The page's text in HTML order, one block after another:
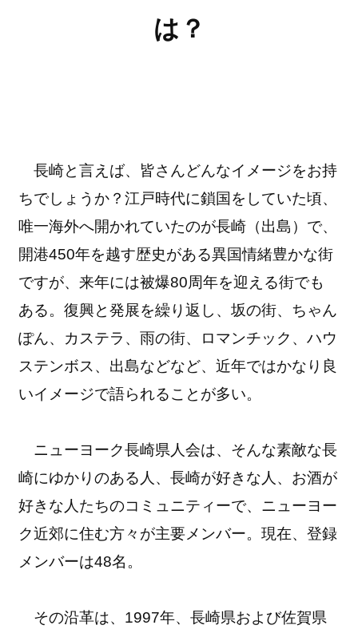
は？
長崎と言えば、皆さんどんなイメージをお持
ちでしょうか？江戸時代に鎖国をしていた頃、
唯一海外へ開かれていたのが長崎（出島）で、
開港450年を越す歴史がある異国情緒豊かな街
ですが、来年には被爆80周年を迎える街でも
ある。復興と発展を繰り返し、坂の街、ちゃん
ぽん、カステラ、雨の街、ロマンチック、ハウ
ステンボス、出島などなど、近年ではかなり良
いイメージで語られることが多い。
ニューヨーク長崎県人会は、そんな素敵な長
崎にゆかりのある人、長崎が好きな人、お酒が
好きな人たちのコミュニティーで、ニューヨー
ク近郊に住む方々が主要メンバー。現在、登録
メンバーは48名。
その沿革は、1997年、長崎県および佐賀県